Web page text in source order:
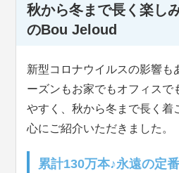
秋から冬まで長く楽し
のBou Jeloud
新型コロナウイルスの影響も
ーズンもお家でもオフィスで
やすく、秋から冬まで長く着
心にご紹介いただきました。
累計130万本♪永遠の定